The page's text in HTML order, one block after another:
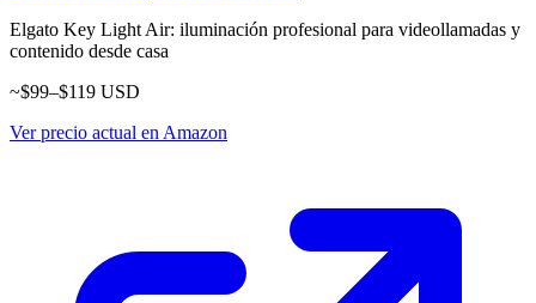
Elgato Key Light Air: iluminación profesional para videollamadas y
contenido desde casa
~$99–$119 USD
Ver precio actual en Amazon